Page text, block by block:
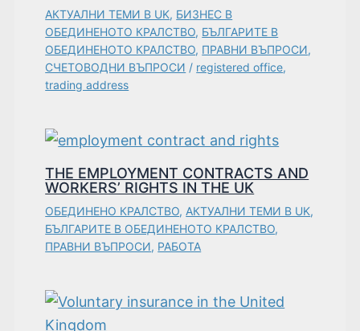
АКТУАЛНИ ТЕМИ В UK, БИЗНЕС В
ОБЕДИНЕНОТО КРАЛСТВО, БЪЛГАРИТЕ В
ОБЕДИНЕНОТО КРАЛСТВО, ПРАВНИ ВЪПРОСИ,
СЧЕТОВОДНИ ВЪПРОСИ / registered office,
trading address
THE EMPLOYMENT CONTRACTS AND
WORKERS’ RIGHTS IN THE UK
ОБЕДИНЕНО КРАЛСТВО, АКТУАЛНИ ТЕМИ В UK,
БЪЛГАРИТЕ В ОБЕДИНЕНОТО КРАЛСТВО,
ПРАВНИ ВЪПРОСИ, РАБОТА